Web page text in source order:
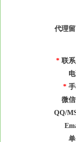
代理留
* 联系
* 手
微信
QQ/
单